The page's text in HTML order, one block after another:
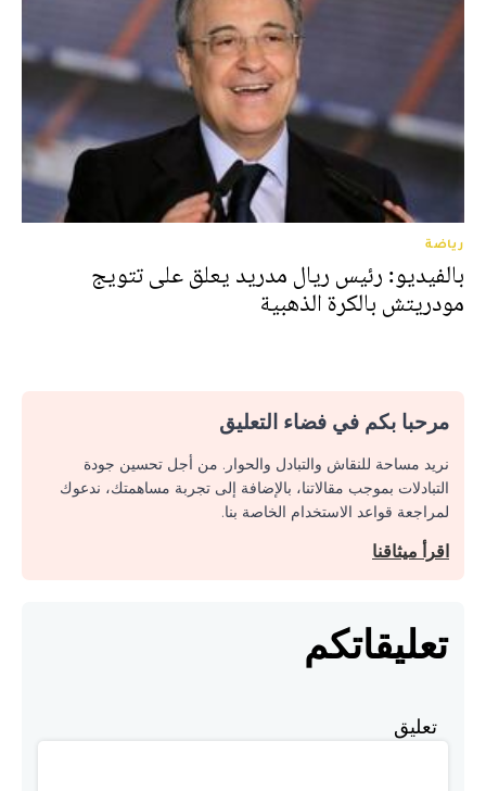
رياضة
بالفيديو: رئيس ريال مدريد يعلق على تتويج
مودريتش بالكرة الذهبية
مرحبا بكم في فضاء التعليق
نريد مساحة للنقاش والتبادل والحوار. من أجل تحسين جودة
التبادلات بموجب مقالاتنا، بالإضافة إلى تجربة مساهمتك، ندعوك
لمراجعة قواعد الاستخدام الخاصة بنا.
اقرأ ميثاقنا
تعليقاتكم
تعليق